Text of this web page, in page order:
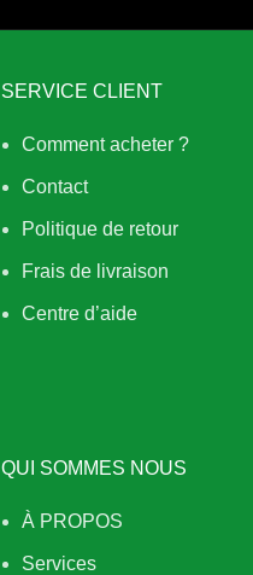
SERVICE CLIENT
Comment acheter ?
Contact
Politique de retour
Frais de livraison
Centre d’aide
QUI SOMMES NOUS
À PROPOS
Services